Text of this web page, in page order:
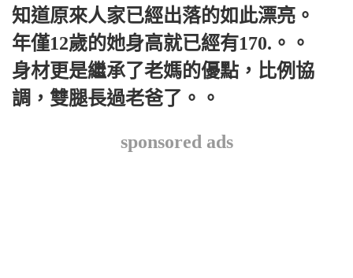
知道原來人家已經出落的如此漂亮。
年僅12歲的她身高就已經有170.。。
身材更是繼承了老媽的優點，比例協
調，雙腿長過老爸了。。
sponsored ads